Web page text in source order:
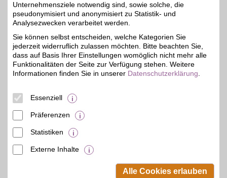
McDart
Große Auswahl zu kleinen
Preisen: Kompetent und
zuverlässig bietet unser
Partner qualitatives
Zubehör rund ums Dart-
Spiel. Für Kenner sowie
Beamten-Selbsthilfewerk GmbH.
Unternehmensziele notwendig sind, sowie solche, die
pseudonymisiert und anonymisiert zu Statistik- und
Analysezwecken verarbeitet werden.
Sie können selbst entscheiden, welche Kategorien Sie
jederzeit widerruflich zulassen möchten. Bitte beachten Sie,
dass auf Basis Ihrer Einstellungen womöglich nicht mehr alle
Funktionalitäten der Seite zur Verfügung stehen. Weitere
Informationen finden Sie in unserer Datenschutzerklärung
Essenziell
Präferenzen
Statistiken
Externe Inhalte
Alle Cookies erlauben